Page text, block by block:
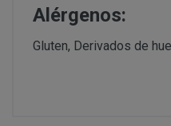
Alérgenos:
Gluten, Derivados de
información de
Reproducir, copiar,
momento, mediante
producto agotado.